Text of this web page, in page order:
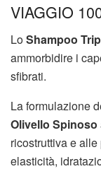
VIAGGIO
LoShampoo
ammorbidire i
sfibrati.
La formulazione
Olivello Spinoso
ricostruttiva e
elasticità,